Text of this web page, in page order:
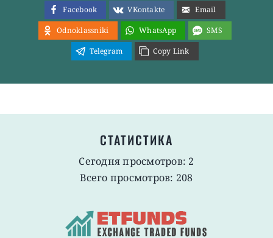
Facebook VKontakte
Email
Odnoklassniki
WhatsApp
SMS
Telegram
Copy Link
СТАТИСТИКА
Сегодня просмотров: 2
Всего просмотров: 208